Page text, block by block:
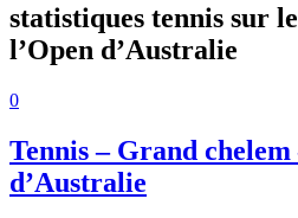
statistiques tennis sur
l’Open d’Australie
0
Tennis – Grand chelem
d’Australie